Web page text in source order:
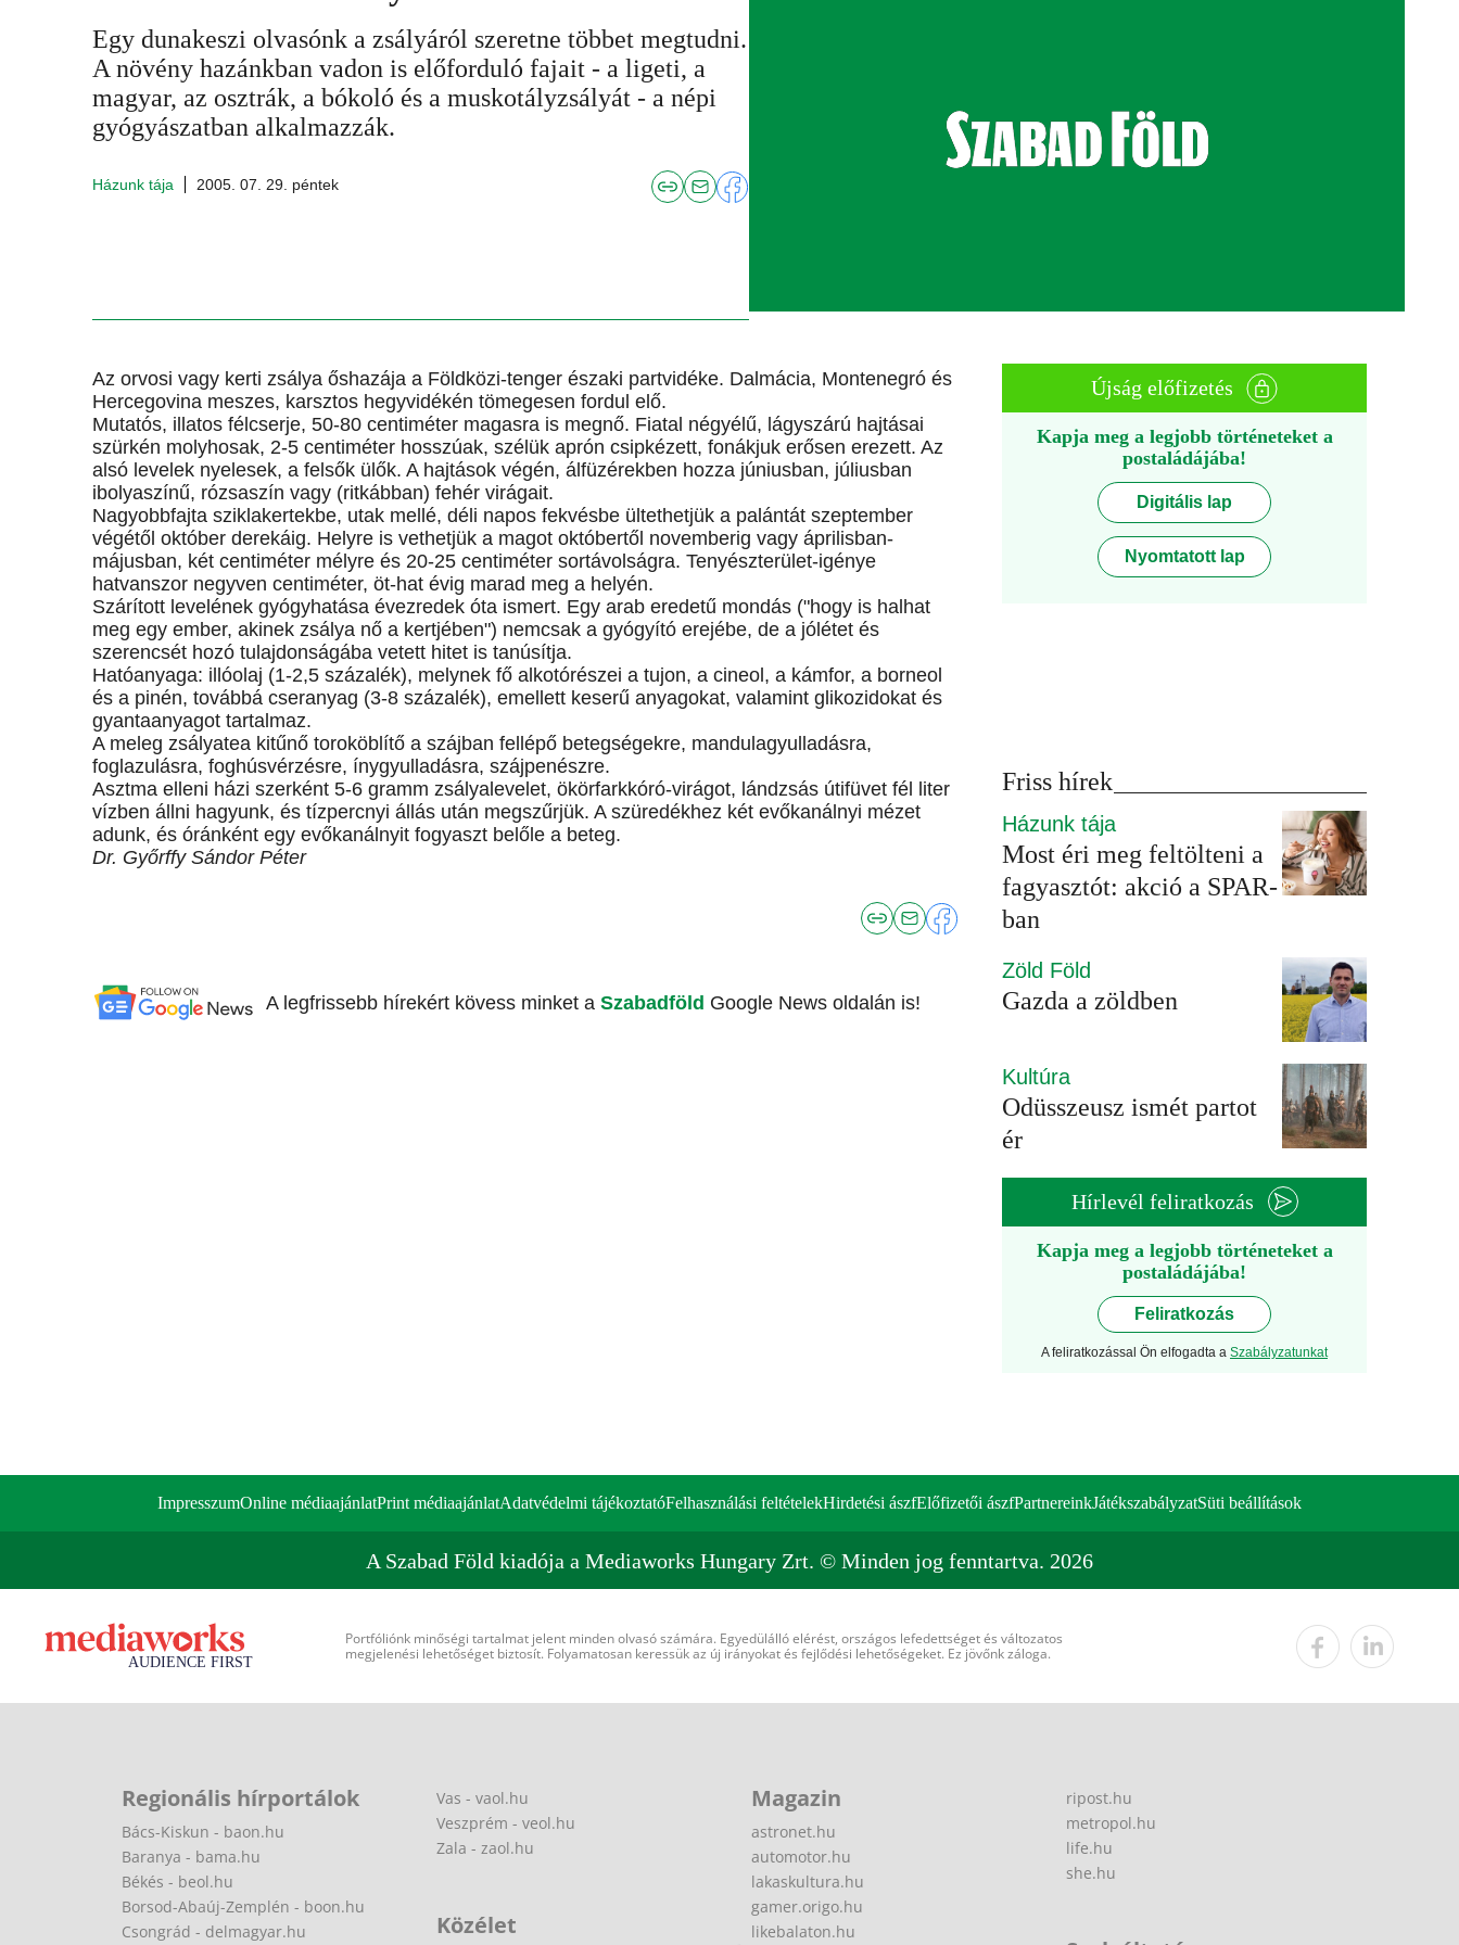
Egy dunakeszi olvasónk a zsályáról szeretne többet megtudni.
A növény hazánkban vadon is előforduló fajait - a ligeti, a
magyar, az osztrák, a bókoló és a muskotályzsályát - a népi
gyógyászatban alkalmazzák.
Házunk tája 2005. 07. 29. péntek
Az orvosi vagy kerti zsálya őshazája a Földközi-tenger északi partvidéke. Dalmácia, Montenegró és
Hercegovina meszes, karsztos hegyvidékén tömegesen fordul elő.
Mutatós, illatos félcserje, 50-80 centiméter magasra is megnő. Fiatal négyélű, lágyszárú hajtásai
szürkén molyhosak, 2-5 centiméter hosszúak, szélük aprón csipkézett, fonákjuk erősen erezett. Az
alsó levelek nyelesek, a felsők ülők. A hajtások végén, álfüzérekben hozza júniusban, júliusban
ibolyaszínű, rózsaszín vagy (ritkábban) fehér virágait.
Nagyobbfajta sziklakertekbe, utak mellé, déli napos fekvésbe ültethetjük a palántát szeptember
végétől október derekáig. Helyre is vethetjük a magot októbertől novemberig vagy áprilisban-
májusban, két centiméter mélyre és 20-25 centiméter sortávolságra. Tenyészterület-igénye
hatvanszor negyven centiméter, öt-hat évig marad meg a helyén.
Szárított levelének gyógyhatása évezredek óta ismert. Egy arab eredetű mondás ("hogy is halhat
meg egy ember, akinek zsálya nő a kertjében") nemcsak a gyógyító erejébe, de a jólétet és
szerencsét hozó tulajdonságába vetett hitet is tanúsítja.
Hatóanyaga: illóolaj (1-2,5 százalék), melynek fő alkotórészei a tujon, a cineol, a kámfor, a borneol
és a pinén, továbbá cseranyag (3-8 százalék), emellett keserű anyagokat, valamint glikozidokat és
gyantaanyagot tartalmaz.
A meleg zsályatea kitűnő toroköblítő a szájban fellépő betegségekre, mandulagyulladásra,
foglazulásra, foghúsvérzésre, ínygyulladásra, szájpenészre.
Asztma elleni házi szerként 5-6 gramm zsályalevelet, ökörfarkkóró-virágot, lándzsás útifüvet fél liter
vízben állni hagyunk, és tízpercnyi állás után megszűrjük. A szüredékhez két evőkanálnyi mézet
adunk, és óránként egy evőkanálnyit fogyaszt belőle a beteg.
Dr. Győrffy Sándor Péter
A legfrissebb hírekért kövess minket a Szabadföld Google News oldalán is!
Újság előfizetés
Kapja meg a legjobb történeteket a
postaládájába!
Digitális lap
Nyomtatott lap
Friss hírek
Házunk tája
Most éri meg feltölteni a
fagyasztót: akció a SPAR-
ban
Zöld Föld
Gazda a zöldben
Kultúra
Odüsszeusz ismét partot
ér
Hírlevél feliratkozás
Kapja meg a legjobb történeteket a
postaládájába!
Feliratkozás
A feliratkozással Ön elfogadta a Szabályzatunkat
ImpresszumOnline médiaajánlatPrint médiaajánlatAdatvédelmi tájékoztatóFelhasználási feltételekHirdetési ászfElőfizetői ászfPartnereinkJátékszabályzatSüti beállítások
A Szabad Föld kiadója a Mediaworks Hungary Zrt. © Minden jog fenntartva. 2026
Portfóliónk minőségi tartalmat jelent minden olvasó számára. Egyedülálló elérést, országos lefedettséget és változatos
megjelenési lehetőséget biztosít. Folyamatosan keressük az új irányokat és fejlődési lehetőségeket. Ez jövőnk záloga.
Regionális hírportálok
Bács-Kiskun - baon.hu
Baranya - bama.hu
Békés - beol.hu
Borsod-Abaúj-Zemplén - boon.hu
Csongrád - delmagyar.hu
Vas - vaol.hu
Veszprém - veol.hu
Zala - zaol.hu
Közélet
Magazin
astronet.hu
automotor.hu
lakaskultura.hu
gamer.origo.hu
likebalaton.hu
ripost.hu
metropol.hu
life.hu
she.hu